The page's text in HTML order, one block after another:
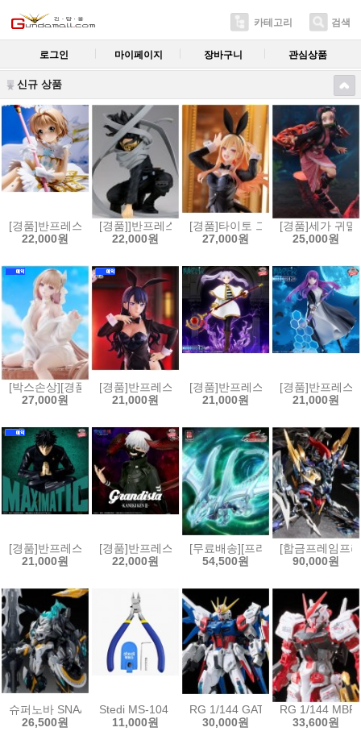
카테고리 검색
로그인 마이페이지 장바구니 관심상품
신규 상품
[경품]반프레스토 카드캡터 사쿠라 클리어 카드편 키노모토 사쿠라 피
22,000원
[경품]]반프레스토 나의 히어로 아카데미아
22,000원
[경품]타이토 그 비스크 돌은 사
27,000원
[경품]세가 귀
25,000원
[박스손상][경품]후류 누들스토퍼 승리의 여신 니케 바이퍼 샤인 오브
27,000원
[경품]반프레스토 그 비스크 돌은 사랑을 한다
21,000원
[경품]반프레스토 장송의 프리렌
21,000원
[경품]반프레스
21,000원
[경품]반프레스토 주술회전 MAXIMATIC 피규어 후시구로 메구미 사
21,000원
[경품]반프레스토 그란디스타 도쿄구울 카네키 켄
22,000원
[무료배송][프라모델]곡인동만 유
54,500원
[합금프레임프
90,000원
슈퍼노바 SNAA 원탁기사단 베디비어
26,500원
Stedi MS-104 보급형 싱글 블레이드 모델 니퍼
11,000원
RG 1/144 GAT-X105B/FP 빌드
30,000원
RG 1/144
33,600원